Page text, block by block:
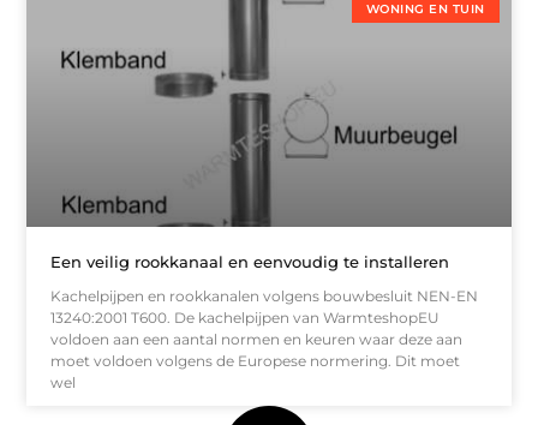
WONING EN TUIN
Een veilig rookkanaal en eenvoudig te installeren
Kachelpijpen en rookkanalen volgens bouwbesluit NEN-EN
13240:2001 T600. De kachelpijpen van WarmteshopEU
voldoen aan een aantal normen en keuren waar deze aan
moet voldoen volgens de Europese normering. Dit moet
wel